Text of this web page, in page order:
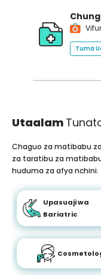
Tuma
Utaalam
Chaguo za matibabu
za taratibu za
huduma za afya nchini.
Upasuaji wa
Bariatric